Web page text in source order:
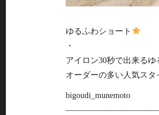
ゆるふわショート
・
アイロン30秒で出来るゆ
オーダーの多い人気スタ
bigoudi_munemoto